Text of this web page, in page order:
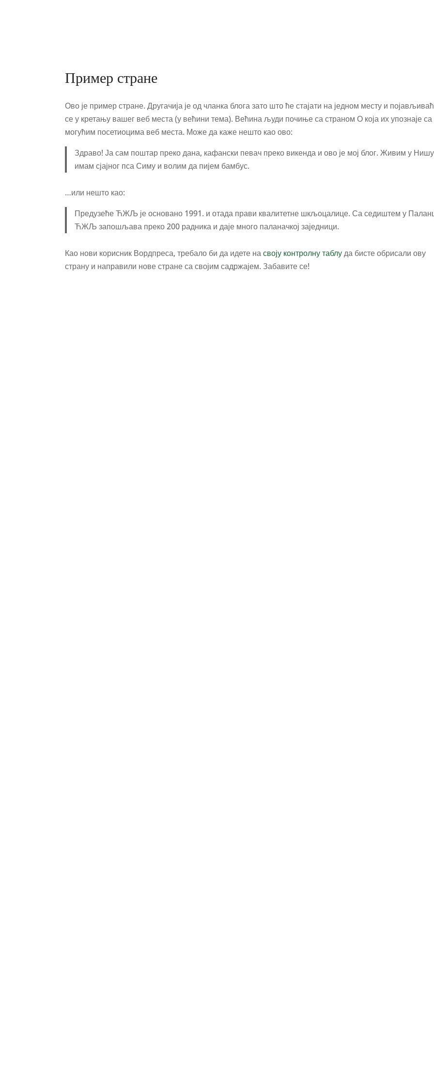
Пример стране
Ово је пример стране. Другачија је од чланка блога зато што ће стајати на једном месту и
се у кретању вашег веб места (у већини тема). Већина људи почиње са страном О која их упознаје са
могућим посетиоцима веб места. Може да каже нешто као ово:
Здраво! Ја сам поштар преко дана, кафански певач преко викенда и ово је мој блог. Живим у
имам сјајног пса Симу и волим да пијем бамбус.
…или нешто као:
Предузеће ЋЖЉ је основано 1991. и отада прави квалитетне шкљоцалице. Са седиштем у
ЋЖЉ запошљава преко 200 радника и даје много паланачкој заједници.
Као нови корисник Вордпреса, требало би да идете насвоју контролну таблуда бисте обрисали ову
страну и направили нове стране са својим садржајем. Забавите се!